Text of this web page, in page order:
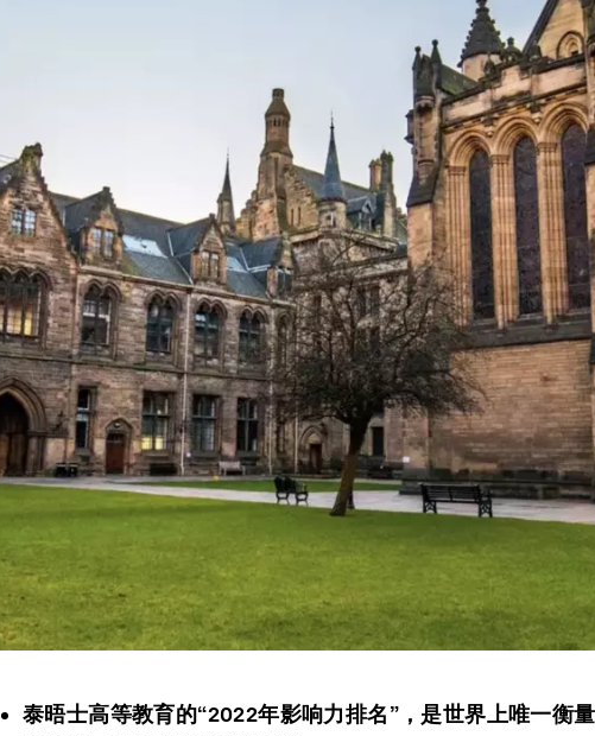
泰晤士高等教育的“2022年影响力排名”，是世界上唯一衡